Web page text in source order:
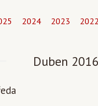
2024 2023 2022
Duben 2016